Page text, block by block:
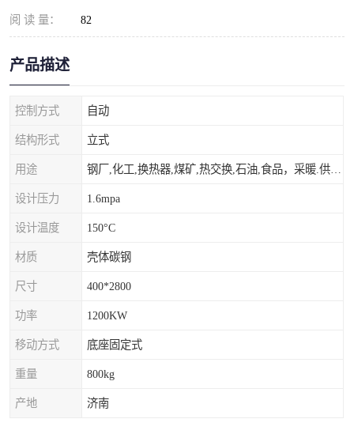
阅 读 量： 82
产品描述
控制方式 自动
结构形式 立式
用途
设计压力 1.6mpa
设计温度 150°C
材质 壳体碳钢
尺寸 400*2800
功率 1200KW
移动方式 底座固定式
重量 800kg
产地 济南